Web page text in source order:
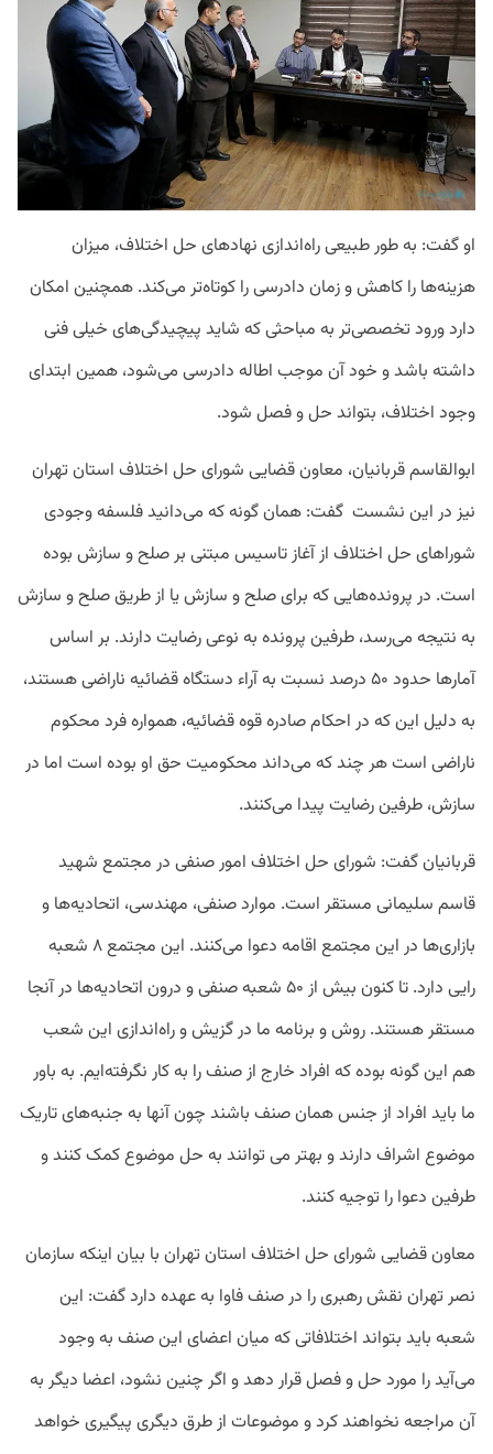
او گفت: به طور طبیعی راه‌اندازی نهادهای حل اختلاف، میزان
هزینه‌ها را کاهش و زمان دادرسی را کوتاه‌تر می‌کند. همچنین امکان
دارد ورود تخصصی‌تر به مباحثی که شاید پیچیدگی‌های خیلی فنی
داشته باشد و خود آن موجب اطاله دادرسی می‌شود، همین ابتدای
وجود اختلاف، بتواند حل و فصل شود.
ابوالقاسم قربانیان، معاون قضایی شورای حل اختلاف استان تهران
نیز در این نشست گفت: همان گونه که می‌دانید فلسفه وجودی
شوراهای حل اختلاف از آغاز تاسیس مبتنی بر صلح و سازش بوده
است. در پرونده‌هایی که برای صلح و سازش یا از طریق صلح و سازش
به نتیجه می‌رسد، طرفین پرونده به نوعی رضایت دارند. بر اساس
آمارها حدود ۵۰ درصد نسبت به آراء دستگاه قضائیه ناراضی هستند،
به دلیل این که در احکام صادره قوه قضائیه، همواره فرد محکوم
ناراضی است هر چند که می‌داند محکومیت حق او بوده است اما در
سازش، طرفین رضایت پیدا می‌کنند.
قربانیان گفت: شورای حل اختلاف امور صنفی در مجتمع شهید
قاسم سلیمانی مستقر است. موارد صنفی، مهندسی، اتحادیه‌ها و
بازاری‌ها در این مجتمع اقامه دعوا می‌کنند. این مجتمع ۸ شعبه
رایی دارد. تا کنون بیش از ۵۰ شعبه صنفی و درون اتحادیه‌ها در آنجا
مستقر هستند. روش و برنامه ما در گزیش و راه‌اندازی این شعب
هم این گونه بوده که افراد خارج از صنف را به کار نگرفته‌ایم. به باور
ما باید افراد از جنس همان صنف باشند چون آنها به جنبه‌های تاریک
موضوع اشراف دارند و بهتر می توانند به حل موضوع کمک کنند و
طرفین دعوا را توجیه کنند.
معاون قضایی شورای حل اختلاف استان تهران با بیان اینکه سازمان
نصر تهران نقش رهبری را در صنف فاوا به عهده دارد گفت: این
شعبه باید بتواند اختلافاتی که میان اعضای این صنف به وجود
می‌آید را مورد حل و فصل قرار دهد و اگر چنین نشود، اعضا دیگر به
آن مراجعه نخواهند کرد و موضوعات از طرق دیگری پیگیری خواهد